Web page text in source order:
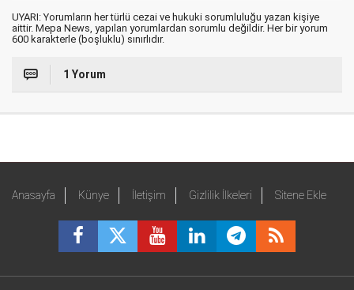
UYARI: Yorumların her türlü cezai ve hukuki sorumluluğu yazan kişiye
aittir. Mepa News, yapılan yorumlardan sorumlu değildir. Her bir yorum
600 karakterle (boşluklu) sınırlıdır.
1 Yorum
Anasayfa Künye İletişim Gizlilik İlkeleri Sitene Ekle